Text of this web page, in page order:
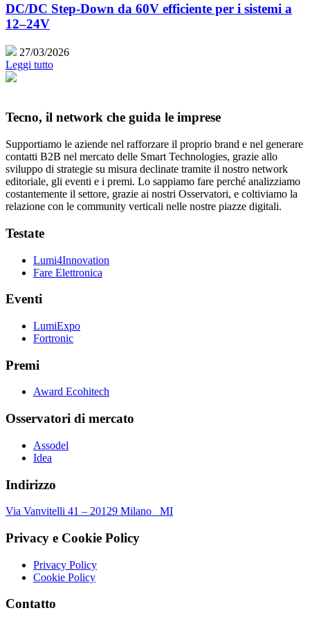
DC/DC Step-Down da 60V efficiente per i sistemi a
12–24V
27/03/2026
Leggi tutto
Tecno, il network che guida le imprese
Supportiamo le aziende nel rafforzare il proprio brand e nel generare
contatti B2B nel mercato delle Smart Technologies, grazie allo
sviluppo di strategie su misura declinate tramite il nostro network
editoriale, gli eventi e i premi. Lo sappiamo fare perché analizziamo
costantemente il settore, grazie ai nostri Osservatori, e coltiviamo la
relazione con le community verticali nelle nostre piazze digitali.
Testate
Lumi4Innovation
Fare Elettronica
Eventi
LumiExpo
Fortronic
Premi
Award Ecohitech
Osservatori di mercato
Assodel
Idea
Indirizzo
Via Vanvitelli 41 – 20129 Milano MI
Privacy e Cookie Policy
Privacy Policy
Cookie Policy
Contatto